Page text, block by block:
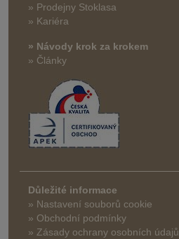
» Prodejny Stoklasa
» Kariéra
» Návody krok za krokem
» Články
Důležité informace
» Nastavení souborů cookie
» Obchodní podmínky
» Zásady ochrany osobních údajů